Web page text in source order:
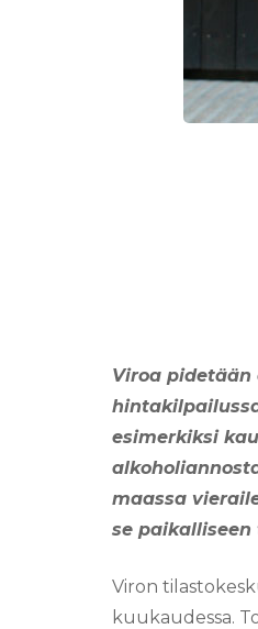
Viroa
esimerkiksi
maassa
se paikalliseen
Viron
kuukaudessa.